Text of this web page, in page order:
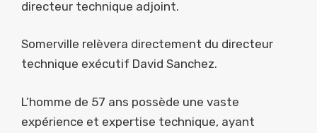
directeur technique adjoint.
Somerville relèvera directement du directeur
technique exécutif David Sanchez.
L’homme de 57 ans possède une vaste
expérience et expertise technique, ayant